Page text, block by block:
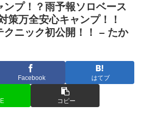
ンプ！？雨予報ソロベース
策万全安心キャンプ！！
クニック初公開！！ – たか
Facebook はてブ
コピー